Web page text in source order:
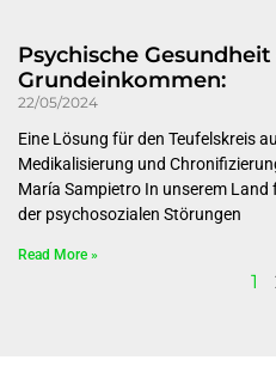
Psychische
Grundeinkommen:
22/05/2024
Eine Lösung für den Teufelskreis
Medikalisierung und
María Sampietro In unserem
der psychosozialen Störungen
Read More »
1